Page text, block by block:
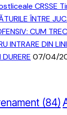
CRSSE
ÎNTRE
CUM
INTRARE DIN
07/04/
(84)